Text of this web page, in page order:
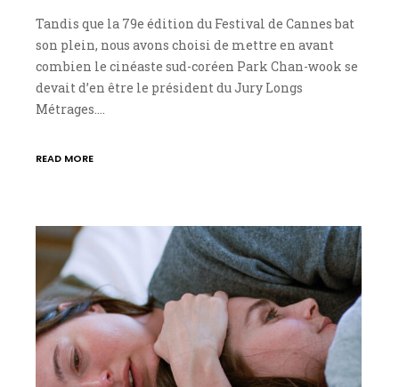
Tandis que la 79e édition du Festival de Cannes bat
son plein, nous avons choisi de mettre en avant
combien le cinéaste sud-coréen Park Chan-wook se
devait d’en être le président du Jury Longs
Métrages.…
READ MORE